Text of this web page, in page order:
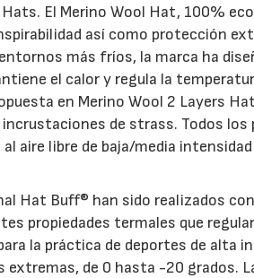
El Merino Wool Hat, 100%
así como protección
más fríos, la marca ha
el calor y regula la
en Merino Wool 2 Layers
de strass. Todos los
aire libre de baja/media
Hat Buff® han sido realizados
propiedades termales que
la práctica de deportes de alta
extremas, de 0 hasta -20 grados.